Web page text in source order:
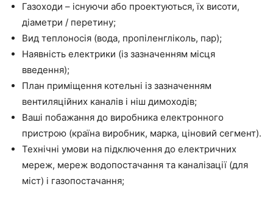
Газоходи – існуючи або проектуються, їх висоти,
діаметри / перетину;
Вид теплоносія (вода, пропіленгліколь, пар);
Наявність електрики (із зазначенням місця
введення);
План приміщення котельні із зазначенням
вентиляційних каналів і ніш димоходів;
Ваші побажання до виробника електронного
пристрою (країна виробник, марка, ціновий сегмент).
Технічні умови на підключення до електричних
мереж, мереж водопостачання та каналізації (для
міст) і газопостачання;